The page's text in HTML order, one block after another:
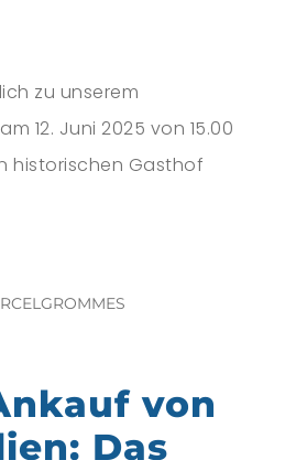
zu unserem
12. Juni 2025 von 15.00
historischen Gasthof
von
Das